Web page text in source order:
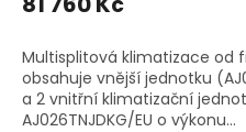
Multisplitová klimatizace od
obsahuje vnější jednotku
a 2 vnitřní klimatizační
AJ026TNJDKG/EU o výkonu...